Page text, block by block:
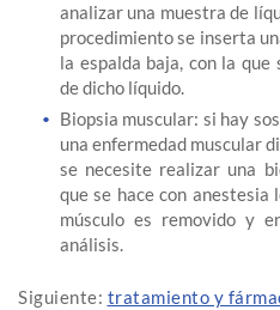
analizar una muestra de
procedimiento se inserta
la espalda baja, con la
de dicho líquido.
Biopsia muscular: si hay
una enfermedad muscular
se necesite realizar una
que se hace con anestesia
músculo es removido y
análisis.
Siguiente: tratamiento y